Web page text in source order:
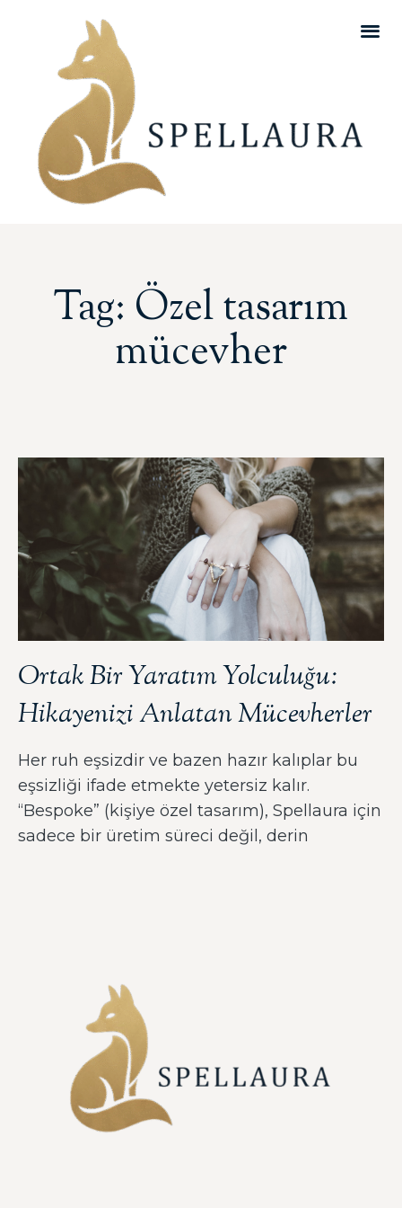
Tag: Özel tasarım
mücevher
Ortak Bir Yaratım Yolculuğu:
Hikayenizi Anlatan Mücevherler
Her ruh eşsizdir ve bazen hazır kalıplar bu
eşsizliği ifade etmekte yetersiz kalır.
“Bespoke” (kişiye özel tasarım), Spellaura için
sadece bir üretim süreci değil, derin